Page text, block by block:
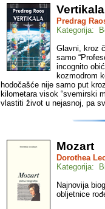
Vertikala
Predrag
Kategorija:
Glavni, kroz
samo
incognito
kozmodrom
hodočašće nije samo put
kilometara visok “svemirski
vlastiti život u nejasnoj, pa
Mozart
Dorothea
Kategorija:
Najnovija
obljetnice